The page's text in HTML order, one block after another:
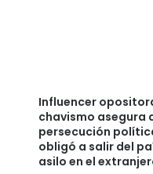
Influencer
chavismo asegura
persecución
obligó a salir del
asilo en el